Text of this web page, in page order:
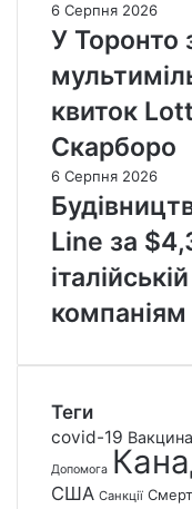
6 Серпня 2026
У Торонто
квиток
Скарборо
6 Серпня 2026
Line за
компаніям
Теги
covid-19
Допомога
США Санкції